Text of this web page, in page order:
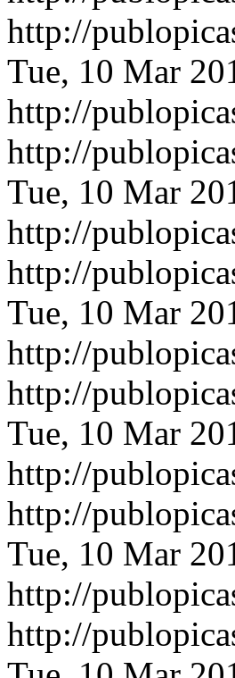
http://
Tue, 10 Mar
http://
http://
Tue, 10 Mar
http://
http://
Tue, 10 Mar
http://
http://
Tue, 10 Mar
http://
http://
Tue, 10 Mar
http://
http://